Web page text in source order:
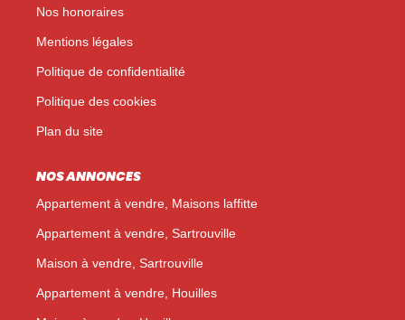
Nos honoraires
Mentions légales
Politique de confidentialité
Politique des cookies
Plan du site
NOS ANNONCES
Appartement à vendre, Maisons laffitte
Appartement à vendre, Sartrouville
Maison à vendre, Sartrouville
Appartement à vendre, Houilles